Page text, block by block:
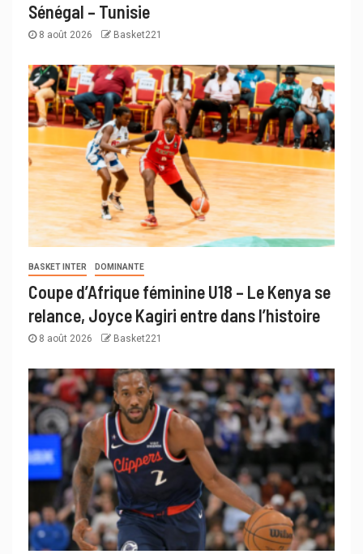
Sénégal – Tunisie
8 août 2026 Basket221
BASKET INTER DOMINANTE
Coupe d’Afrique féminine U18 – Le Kenya se
relance, Joyce Kagiri entre dans l’histoire
8 août 2026 Basket221